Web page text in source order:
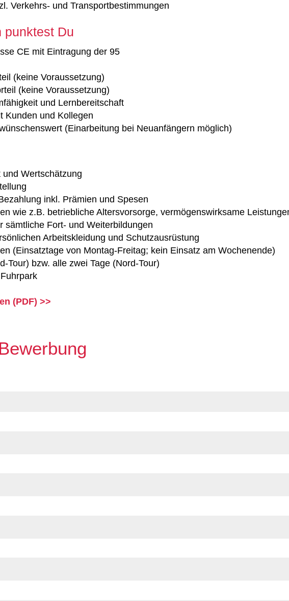
Verkehrs- und Transportbestimmungen
punktest Du
CE mit Eintragung der 95
(keine Voraussetzung)
(keine Voraussetzung)
und Lernbereitschaft
Kunden und Kollegen
(Einarbeitung bei Neuanfängern möglich)
Wertschätzung
inkl. Prämien und Spesen
wie z.B. betriebliche Altersvorsorge, vermögenswirksame
sämtliche Fort- und Weiterbildungen
Arbeitskleidung und Schutzausrüstung
(Einsatztage von Montag-Freitag; kein Einsatz am Wochenende)
Tour) bzw. alle zwei Tage (Nord-Tour)
(PDF) >>